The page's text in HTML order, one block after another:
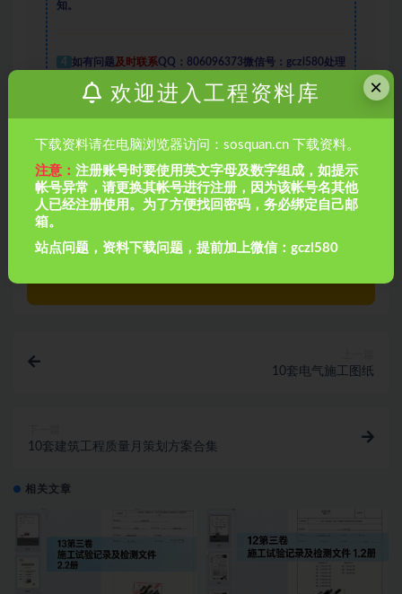
知。
4 如有问题及时联系QQ：806096373微信号：gczl580处理
收藏 链接
10套电气施工图纸
10套建筑工程质量月策划方案合集
相关文章
×
欢迎进入工程资料库
下载资料请在电脑浏览器访问：sosquan.cn 下载资料。
注意：注册账号时要使用英文字母及数字组成，如提示
帐号异常，请更换其帐号进行注册，因为该帐号名其他
人已经注册使用。为了方便找回密码，务必绑定自己邮
箱。
站点问题，资料下载问题，提前加上微信：gczl580